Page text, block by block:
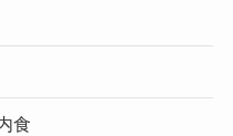
食